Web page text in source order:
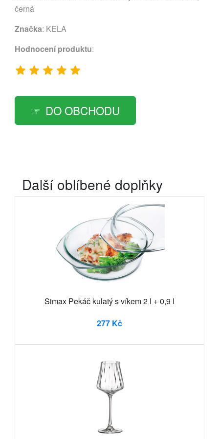
černá
Značka: KELA
Hodnocení produktu:
DO OBCHODU
Další oblíbené doplňky
Simax Pekáč kulatý s víkem 2 l + 0,9 l
277 Kč